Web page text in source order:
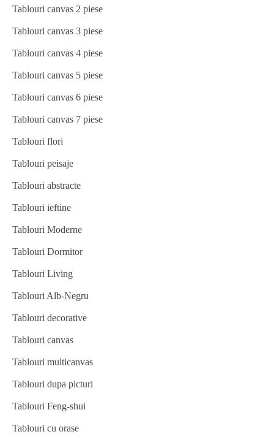
Tablouri canvas 2 piese
Tablouri canvas 3 piese
Tablouri canvas 4 piese
Tablouri canvas 5 piese
Tablouri canvas 6 piese
Tablouri canvas 7 piese
Tablouri flori
Tablouri peisaje
Tablouri abstracte
Tablouri ieftine
Tablouri Moderne
Tablouri Dormitor
Tablouri Living
Tablouri Alb-Negru
Tablouri decorative
Tablouri canvas
Tablouri multicanvas
Tablouri dupa picturi
Tablouri Feng-shui
Tablouri cu orase